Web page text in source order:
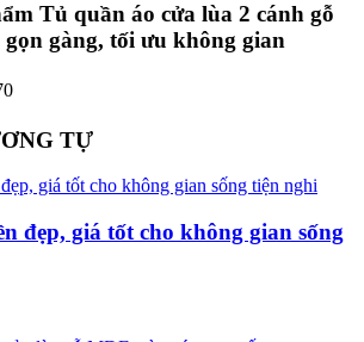
Tủ quần áo cửa lùa 2 cánh gỗ
gàng, tối ưu không gian
TỰ
đẹp, giá tốt cho không gian sống